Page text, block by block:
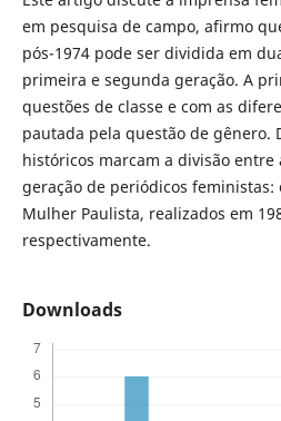
em pesquisa de campo, afirmo
pós-1974 pode ser dividida em
primeira e segunda geração. A
questões de classe e com as
pautada pela questão de gênero.
históricos marcam a divisão
geração de periódicos feministas:
Mulher Paulista, realizados em
respectivamente.
Downloads